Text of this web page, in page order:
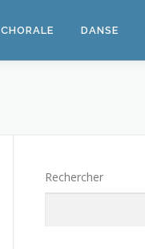
CHORALE DANSE
Rechercher